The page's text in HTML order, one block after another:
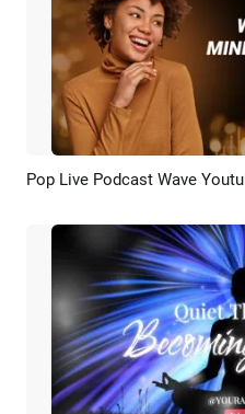
Previsualizar
Pop Live Podcast Wave